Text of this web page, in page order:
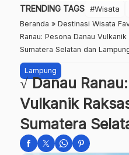
TRENDING TAGS #Wisata
Beranda » Destinasi Wisata
Ranau: Pesona Danau
Sumatera Selatan dan
Lampung
√ Danau
Vulkanik
Sumatera